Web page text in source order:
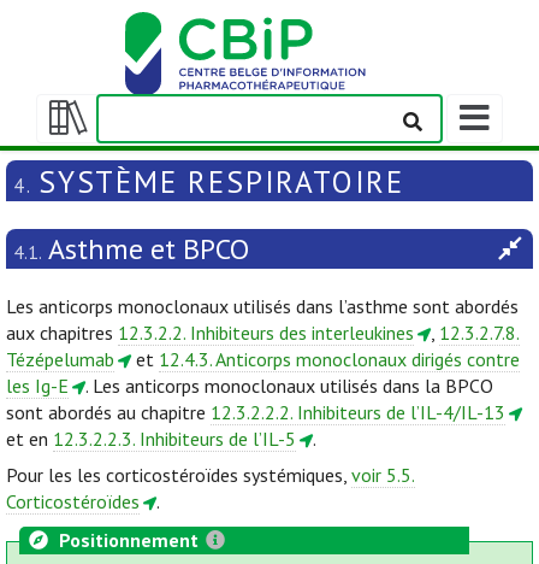
Afficher/masquer
la
table
matières
Afficher/
la
barre
navigation
4. SYSTÈME RESPIRATOIRE
4.1. Asthme et BPCO
Les anticorps monoclonaux utilisés dans l’asthme sont abordés
aux chapitres 12.3.2.2. Inhibiteurs des interleukines , 12.3.2.7.8.
Tézépelumab
et 12.4.3. Anticorps monoclonaux dirigés contre
les Ig-E
. Les anticorps monoclonaux utilisés dans la BPCO
sont abordés au chapitre 12.3.2.2.2. Inhibiteurs de l’IL-4/IL-13
et en 12.3.2.2.3. Inhibiteurs de l’IL-5
.
Pour les les corticostéroïdes systémiques, voir 5.5.
Corticostéroïdes
.
Positionnement